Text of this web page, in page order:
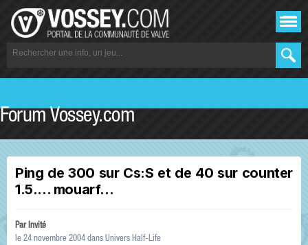
Forum Vossey.com
Ping de 300 sur Cs:S et de 40 sur counter
1.5.... mouarf...
Par Invité
le 24 novembre 2004 dans Univers Half-Life